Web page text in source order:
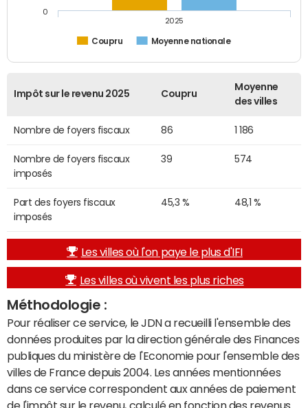
Coupru Moyenne nationale
2025
0
Impôt sur le revenu 2025 Coupru
Moyenne
des villes
Nombre de foyers fiscaux 86 1 186
Nombre de foyers fiscaux
imposés
39 574
Part des foyers fiscaux
imposés
45,3 % 48,1 %
Les villes où l'on paye le plus d'IFI
Les villes où vivent les plus riches
Méthodologie :
Pour réaliser ce service, le JDN a recueilli l'ensemble des
données produites par la direction générale des Finances
publiques du ministère de l'Economie pour l'ensemble des
villes de France depuis 2004. Les années mentionnées
dans ce service correspondent aux années de paiement
de l'impôt sur le revenu, calculé en fonction des revenus